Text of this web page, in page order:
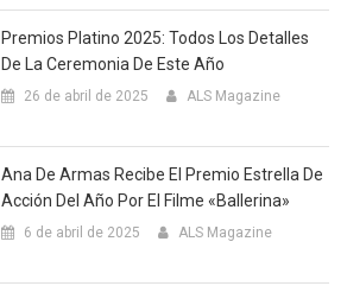
Premios Platino 2025: Todos Los Detalles
De La Ceremonia De Este Año
26 de abril de 2025 ALS Magazine
Ana De Armas Recibe El Premio Estrella De
Acción Del Año Por El Filme «Ballerina»
6 de abril de 2025 ALS Magazine